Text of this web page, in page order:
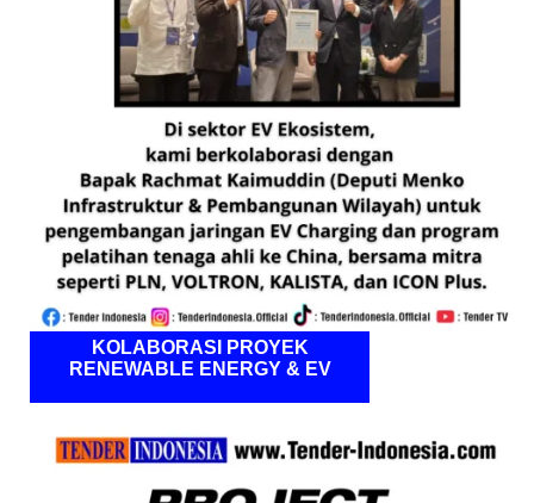
KOLABORASI PROYEK
RENEWABLE ENERGY & EV